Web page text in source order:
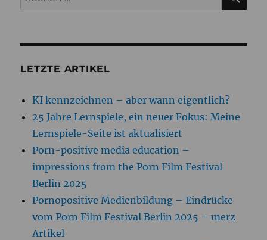
nach:
LETZTE ARTIKEL
KI kennzeichnen – aber wann eigentlich?
25 Jahre Lernspiele, ein neuer Fokus: Meine
Lernspiele-Seite ist aktualisiert
Porn-positive media education –
impressions from the Porn Film Festival
Berlin 2025
Pornopositive Medienbildung – Eindrücke
vom Porn Film Festival Berlin 2025 – merz
Artikel